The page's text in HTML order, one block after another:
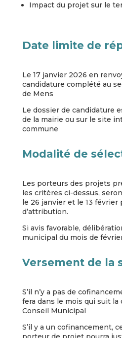
Impact du projet sur le
Date limite de
Le 17 janvier 2026 en
candidature complété au
de Mens
Le dossier de candidature
de la mairie ou sur le site
commune
Modalité de
Les porteurs des projets
les critères ci-dessus,
le 26 janvier et le 13 février
d’attribution.
Si avis favorable,
municipal du mois de
Versement de la
S’il n’y a pas de
fera dans le mois qui suit la
Conseil Municipal
S’il y a un cofinancement,